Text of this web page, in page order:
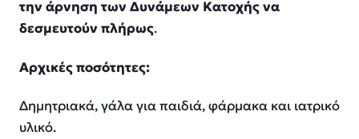
την άρνηση των Δυνάμεων Κατοχής να
δεσμευτούν πλήρως.
Αρχικές ποσότητες:
Δημητριακά, γάλα για παιδιά, φάρμακα και ιατρικό
υλικό.